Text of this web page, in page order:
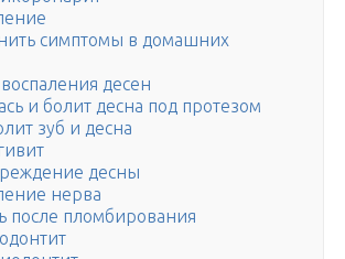
симптомы в домашних
десен
и болит десна под протезом
зуб и десна
десны
нерва
после пломбирования